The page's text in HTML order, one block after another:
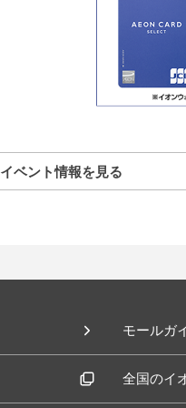
イベント情報を見る
モールガ
全国のイ